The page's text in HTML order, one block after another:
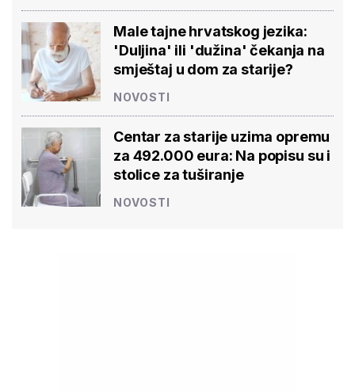
Male tajne hrvatskog jezika:
'Duljina' ili 'dužina' čekanja na
smještaj u dom za starije?
NOVOSTI
Centar za starije uzima opremu
za 492.000 eura: Na popisu su i
stolice za tuširanje
NOVOSTI